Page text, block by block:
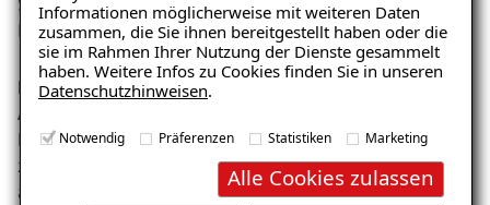
Informationen möglicherweise mit weiteren Daten
zusammen, die Sie ihnen bereitgestellt haben oder die
sie im Rahmen Ihrer Nutzung der Dienste gesammelt
haben. Weitere Infos zu Cookies finden Sie in unseren
Datenschutzhinweisen.
Notwendig Präferenzen Statistiken Marketing
Alle Cookies zulassen
Sprachauswahl im Header
Button, um an den Seitenanfang zu gelangen
Prüfschritt 9.3.1.2 Anderssprachige Wörter und
Abschnitte ausgezeichnet
Der Cookiebanner steht nicht für englisch und spanisch
zur Verfügung und ist nicht als Fremdsprache
ausgezeichnet.